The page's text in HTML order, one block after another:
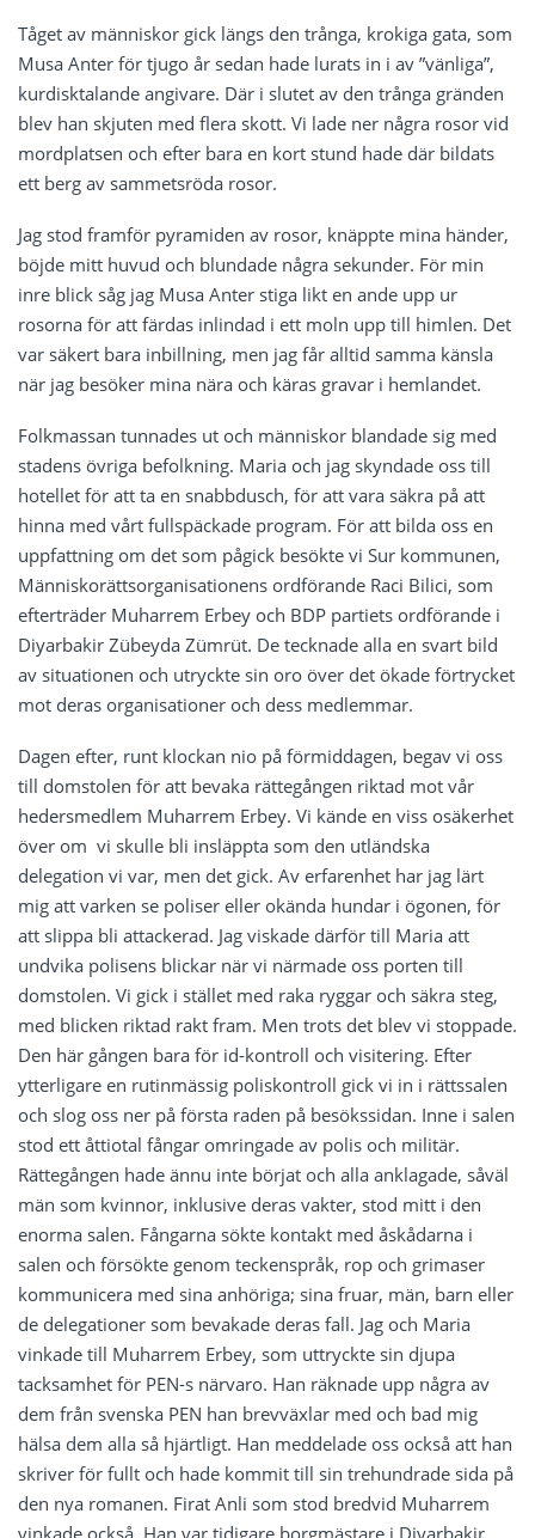
Tåget av människor gick längs den trånga, krokiga gata, som
Musa Anter för tjugo år sedan hade lurats in i av ”vänliga”,
kurdisktalande angivare. Där i slutet av den trånga gränden
blev han skjuten med flera skott. Vi lade ner några rosor vid
mordplatsen och efter bara en kort stund hade där bildats
ett berg av sammetsröda rosor.
Jag stod framför pyramiden av rosor, knäppte mina händer,
böjde mitt huvud och blundade några sekunder. För min
inre blick såg jag Musa Anter stiga likt en ande upp ur
rosorna för att färdas inlindad i ett moln upp till himlen. Det
var säkert bara inbillning, men jag får alltid samma känsla
när jag besöker mina nära och käras gravar i hemlandet.
Folkmassan tunnades ut och människor blandade sig med
stadens övriga befolkning. Maria och jag skyndade oss till
hotellet för att ta en snabbdusch, för att vara säkra på att
hinna med vårt fullspäckade program. För att bilda oss en
uppfattning om det som pågick besökte vi Sur kommunen,
Människorättsorganisationens ordförande Raci Bilici, som
efterträder Muharrem Erbey och BDP partiets ordförande i
Diyarbakir Zübeyda Zümrüt. De tecknade alla en svart bild
av situationen och utryckte sin oro över det ökade förtrycket
mot deras organisationer och dess medlemmar.
Dagen efter, runt klockan nio på förmiddagen, begav vi oss
till domstolen för att bevaka rättegången riktad mot vår
hedersmedlem Muharrem Erbey. Vi kände en viss osäkerhet
över om vi skulle bli insläppta som den utländska
delegation vi var, men det gick. Av erfarenhet har jag lärt
mig att varken se poliser eller okända hundar i ögonen, för
att slippa bli attackerad. Jag viskade därför till Maria att
undvika polisens blickar när vi närmade oss porten till
domstolen. Vi gick i stället med raka ryggar och säkra steg,
med blicken riktad rakt fram. Men trots det blev vi stoppade.
Den här gången bara för id-kontroll och visitering. Efter
ytterligare en rutinmässig poliskontroll gick vi in i rättssalen
och slog oss ner på första raden på besökssidan. Inne i salen
stod ett åttiotal fångar omringade av polis och militär.
Rättegången hade ännu inte börjat och alla anklagade, såväl
män som kvinnor, inklusive deras vakter, stod mitt i den
enorma salen. Fångarna sökte kontakt med åskådarna i
salen och försökte genom teckenspråk, rop och grimaser
kommunicera med sina anhöriga; sina fruar, män, barn eller
de delegationer som bevakade deras fall. Jag och Maria
vinkade till Muharrem Erbey, som uttryckte sin djupa
tacksamhet för PEN-s närvaro. Han räknade upp några av
dem från svenska PEN han brevväxlar med och bad mig
hälsa dem alla så hjärtligt. Han meddelade oss också att han
skriver för fullt och hade kommit till sin trehundrade sida på
den nya romanen. Firat Anli som stod bredvid Muharrem